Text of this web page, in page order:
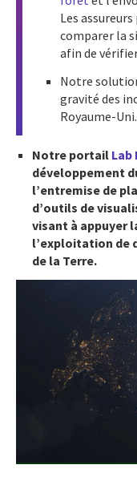
Les
comparer la
afin de
Notre
gravité des
Royaume-Uni.
Notre portail Lab
développement
l’entremise de
d’outils de
visant à appuyer
l’exploitation de
de la Terre.